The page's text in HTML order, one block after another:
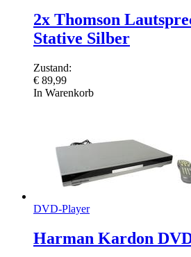
2x Thomson
Stative Silber
Zustand:
€ 89,99
In Warenkorb
DVD-Player
Harman Kardon